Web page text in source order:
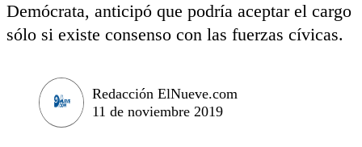
Demócrata, anticipó que podría aceptar el cargo
sólo si existe consenso con las fuerzas cívicas.
Redacción ElNueve.com
11 de noviembre 2019